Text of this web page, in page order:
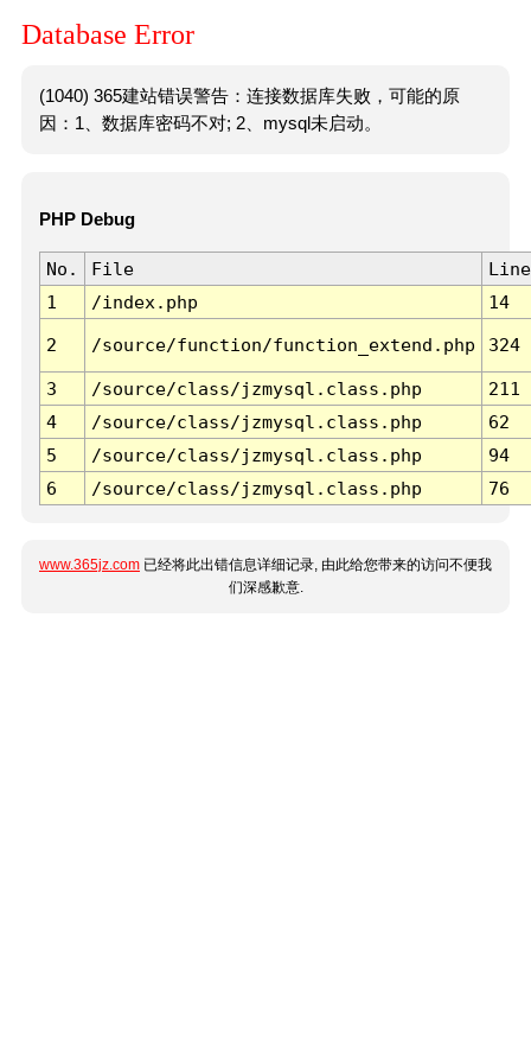
Database Error
(1040) 365建站错误警告：连接数据库失败，可能的原
因：1、数据库密码不对; 2、mysql未启动。
PHP Debug
No. File
Line
1
/index.php 14
2 /source/function/function_extend.php 324
3 /source/class/jzmysql.class.php
211
4
/source/class/jzmysql.class.php
62
5
/source/class/jzmysql.class.php
94
6
/source/class/jzmysql.class.php 76
www.365jz.com 已经将此出错信息详细记录, 由此给您带来的访问不便我
们深感歉意.